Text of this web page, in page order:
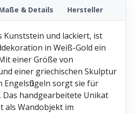
& Details Hersteller
Kunststein und lackiert, ist
in Weiß-Gold ein
einer Größe von
einer griechischen Skulptur
sorgt sie für
Das handgearbeitete Unikat
als Wandobjekt im